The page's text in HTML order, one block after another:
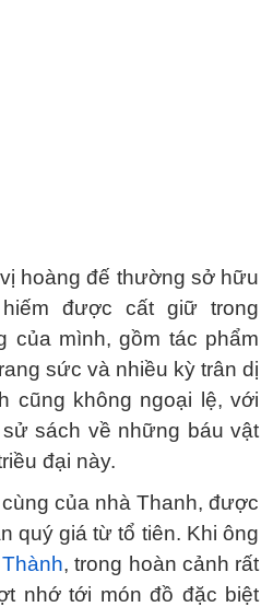
hoàng đế thường sở hữu
được cất giữ trong
của mình, gồm tác phẩm
sức và nhiều kỳ trân dị
cũng không ngoại lệ, với
sách về những báu vật
đại này.
của nhà Thanh, được
quý giá từ tổ tiên. Khi ông
, trong hoàn cảnh rất
nhớ tới món đồ đặc biệt